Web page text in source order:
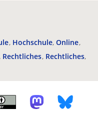
Hochschule Online
Rechtliches Rechtliches